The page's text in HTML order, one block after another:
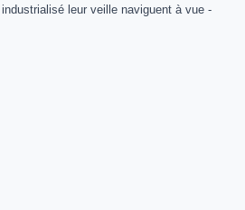
leur veille naviguent à vue -